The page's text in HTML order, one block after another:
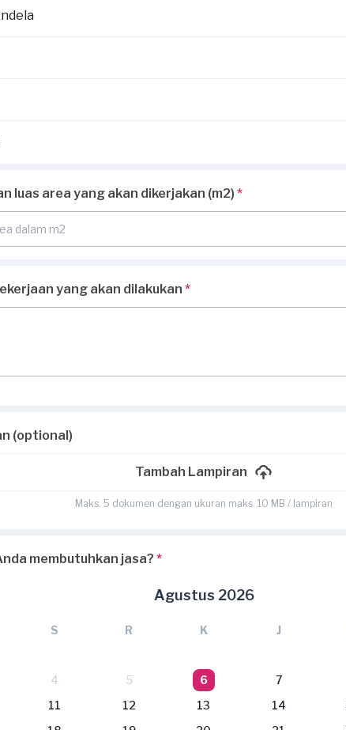
luas area yang akan dikerjakan (m2) *
yang akan dilakukan *
(optional)
Tambah Lampiran
Maks. 5 dokumen dengan ukuran maks. 10 MB / lampiran
membutuhkan jasa? *
Agustus 2026
S R K J
4 5 6 7
11 12 13 14